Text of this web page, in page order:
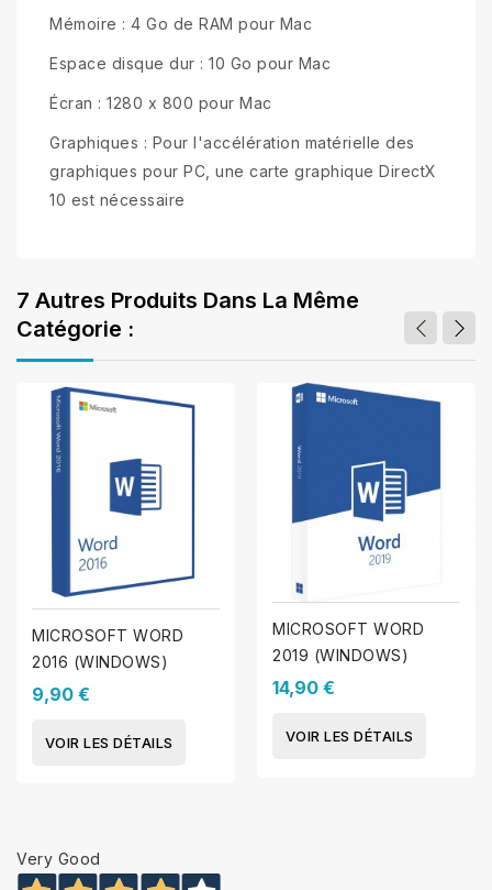
Mémoire : 4 Go de RAM pour Mac
Espace disque dur : 10 Go pour Mac
Écran : 1280 x 800 pour Mac
Graphiques : Pour l'accélération matérielle des
graphiques pour PC, une carte graphique DirectX
10 est nécessaire
7 Autres Produits Dans La Même
Catégorie :
MICROSOFT WORD
2016 (WINDOWS)
9,90 €
VOIR LES DÉTAILS
MICROSOFT WORD
2019 (WINDOWS)
14,90 €
VOIR LES DÉTAILS
Very Good